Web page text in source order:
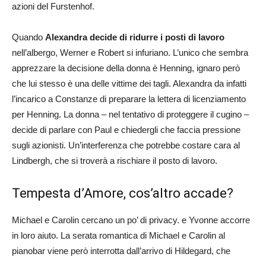
azioni del Furstenhof.
Quando Alexandra decide di ridurre i posti di lavoro
nell’albergo, Werner e Robert si infuriano. L’unico che sembra
apprezzare la decisione della donna è Henning, ignaro però
che lui stesso è una delle vittime dei tagli. Alexandra da infatti
l’incarico a Constanze di preparare la lettera di licenziamento
per Henning. La donna – nel tentativo di proteggere il cugino –
decide di parlare con Paul e chiedergli che faccia pressione
sugli azionisti. Un’interferenza che potrebbe costare cara al
Lindbergh, che si troverà a rischiare il posto di lavoro.
Tempesta d’Amore, cos’altro accade?
Michael e Carolin cercano un po’ di privacy. e Yvonne accorre
in loro aiuto. La serata romantica di Michael e Carolin al
pianobar viene però interrotta dall’arrivo di Hildegard, che